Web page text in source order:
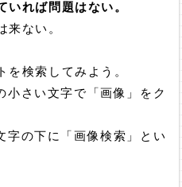
いれば問題はない。
来ない。
を検索してみよう。
小さい文字で「画像」をク
字の下に「画像検索」とい